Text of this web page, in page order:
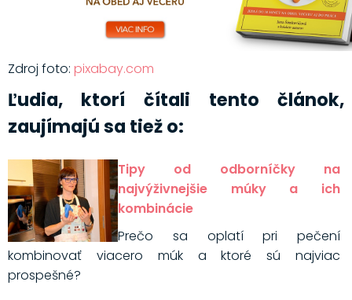
Zdroj foto: pixabay.com
Ľudia, ktorí čítali tento článok,
zaujímajú sa tiež o:
Tipy od odborníčky na
najvýživnejšie múky a ich
kombinácie
Prečo sa oplatí pri pečení
kombinovať viacero múk a ktoré sú najviac
prospešné?